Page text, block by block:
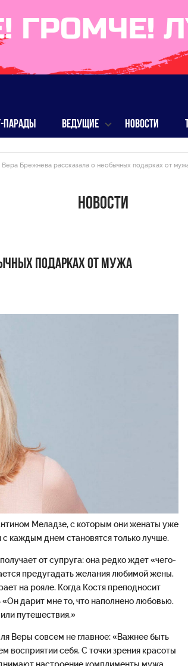
ПАРАДЫ ВЕДУЩИЕ НОВОСТИ
Вера Брежнева рассказала о необычных подарках от
Новости
подарках от мужа
Меладзе, с которым они женаты уже
каждым днем становятся только лучше.
от супруга: она редко ждет «чего-
предугадать желания любимой жены.
на рояле. Когда Костя преподносит
дарит мне то, что наполнено любовью.
путешествия.»
Веры совсем не главное: «Важнее быть
восприятии себя. С точки зрения красоты
настроение комплименты мужа,